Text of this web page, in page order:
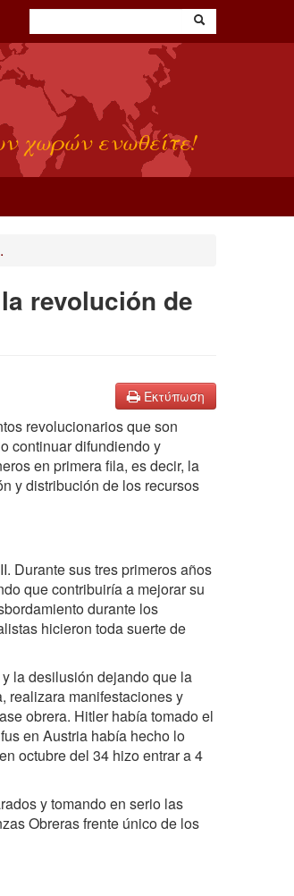
χωρών ενωθείτε!
revolución de
Εκτύπωση
revolucionarios que son
continuar difundiendo y
en primera fila, es decir, la
y distribución de los recursos
Durante sus tres primeros años
que contribuiría a mejorar su
durante los
hicieron toda suerte de
la desilusión dejando que la
realizara manifestaciones y
obrera. Hitler había tomado el
en Austria había hecho lo
octubre del 34 hizo entrar a 4
y tomando en serio las
Obreras frente único de los